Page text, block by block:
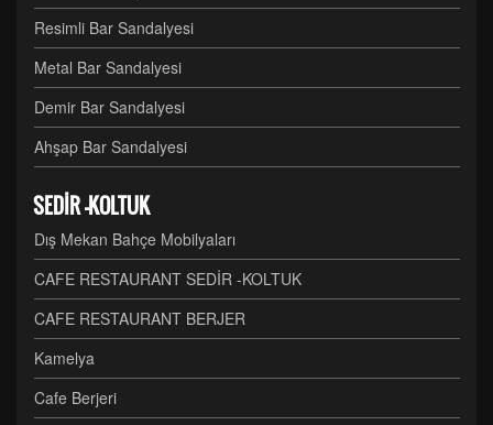
Resimli Bar Sandalyesi
Metal Bar Sandalyesi
Demir Bar Sandalyesi
Ahşap Bar Sandalyesi
SEDİR -KOLTUK
Dış Mekan Bahçe Mobilyaları
CAFE RESTAURANT SEDİR -KOLTUK
CAFE RESTAURANT BERJER
Kamelya
Cafe Berjeri